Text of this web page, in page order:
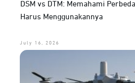
DSM vs DTM: Memahami
Harus Menggunakannya
July 16, 2026